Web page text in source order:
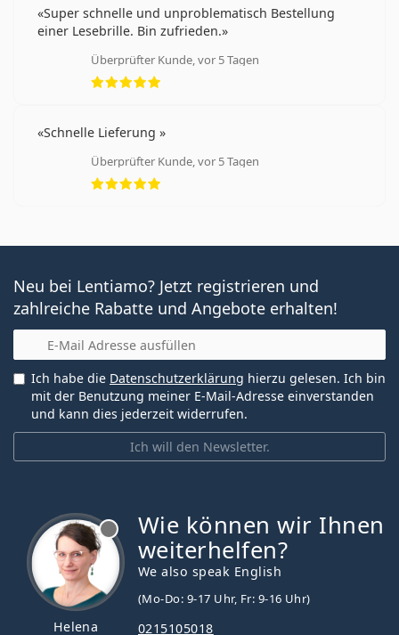
Super schnelle und unproblematisch Bestellung
einer Lesebrille. Bin zufrieden.
Überprüfter Kunde, vor 5 Tagen
Bewertung 5 aus 5
Schnelle Lieferung
Überprüfter Kunde, vor 5 Tagen
Bewertung 5 aus 5
Neu bei Lentiamo? Jetzt registrieren und
zahlreiche Rabatte und Angebote erhalten!
E-Mail
Ich will den Newsletter.
Ich habe die Datenschutzerklärung hierzu gelesen. Ich bin
mit der Benutzung meiner E-Mail-Adresse einverstanden
und kann dies jederzeit widerrufen.
Helena
Wie können wir Ihnen
weiterhelfen?
We also speak English
(Mo-Do: 9-17 Uhr, Fr: 9-16 Uhr)
0215105018